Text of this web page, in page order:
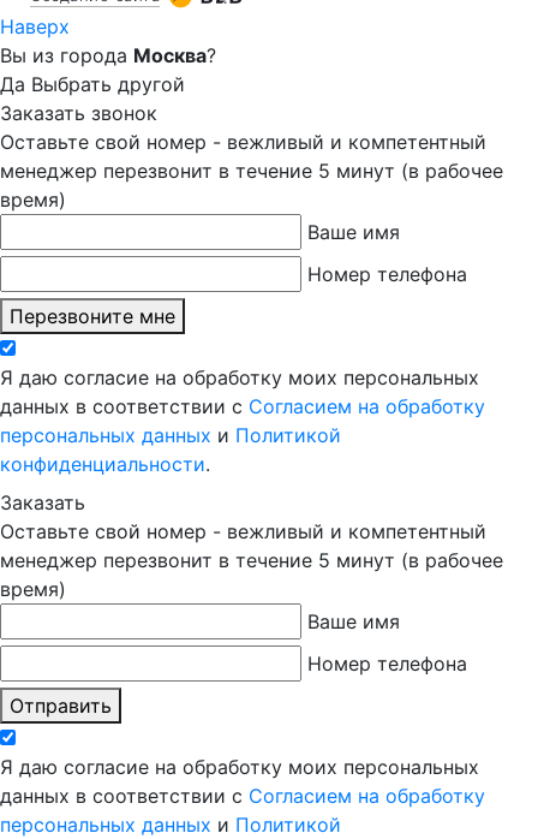
Наверх
Вы из города Москва?
Да Выбрать другой
Заказать звонок
Оставьте свой номер - вежливый и компетентный
менеджер перезвонит в течение 5 минут (в рабочее
время)
Ваше имя
Номер телефона
Перезвоните мне
Я даю согласие на обработку моих персональных
данных в соответствии с Согласием на обработку
персональных данных и Политикой
конфиденциальности.
Заказать
Оставьте свой номер - вежливый и компетентный
менеджер перезвонит в течение 5 минут (в рабочее
время)
Ваше имя
Номер телефона
Отправить
Я даю согласие на обработку моих персональных
данных в соответствии с Согласием на обработку
персональных данных и Политикой